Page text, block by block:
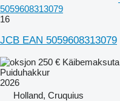
5059608313079
16
JCB EAN 5059608313079
250 € Käibemaksuta
Puiduhakkur
2026
Holland, Cruquius